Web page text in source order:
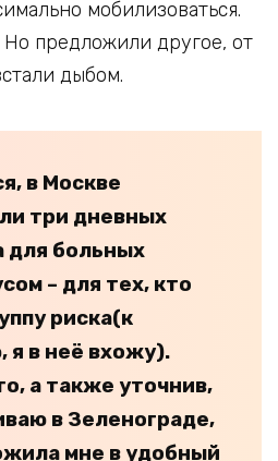
мобилизоваться.
предложили другое, от
дыбом.
в Москве
три дневных
для больных
– для тех, кто
риска(к
я в неё вхожу).
а также уточнив,
в Зеленограде,
мне в удобный